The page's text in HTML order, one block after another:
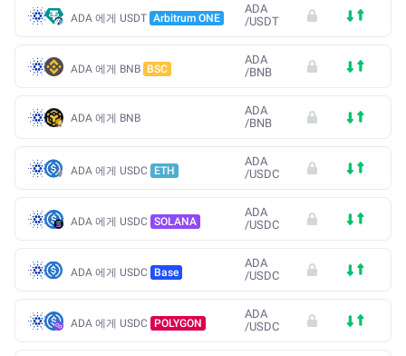
ADA 에게 USDT Arbitrum ONE
ADA
/USDT
ADA 에게 BNB BSC
ADA
/BNB
ADA 에게 BNB
ADA
/BNB
ADA 에게 USDC ETH
ADA
/USDC
ADA 에게 USDC SOLANA
ADA
/USDC
ADA 에게 USDC Base
ADA
/USDC
ADA 에게 USDC POLYGON
ADA
/USDC